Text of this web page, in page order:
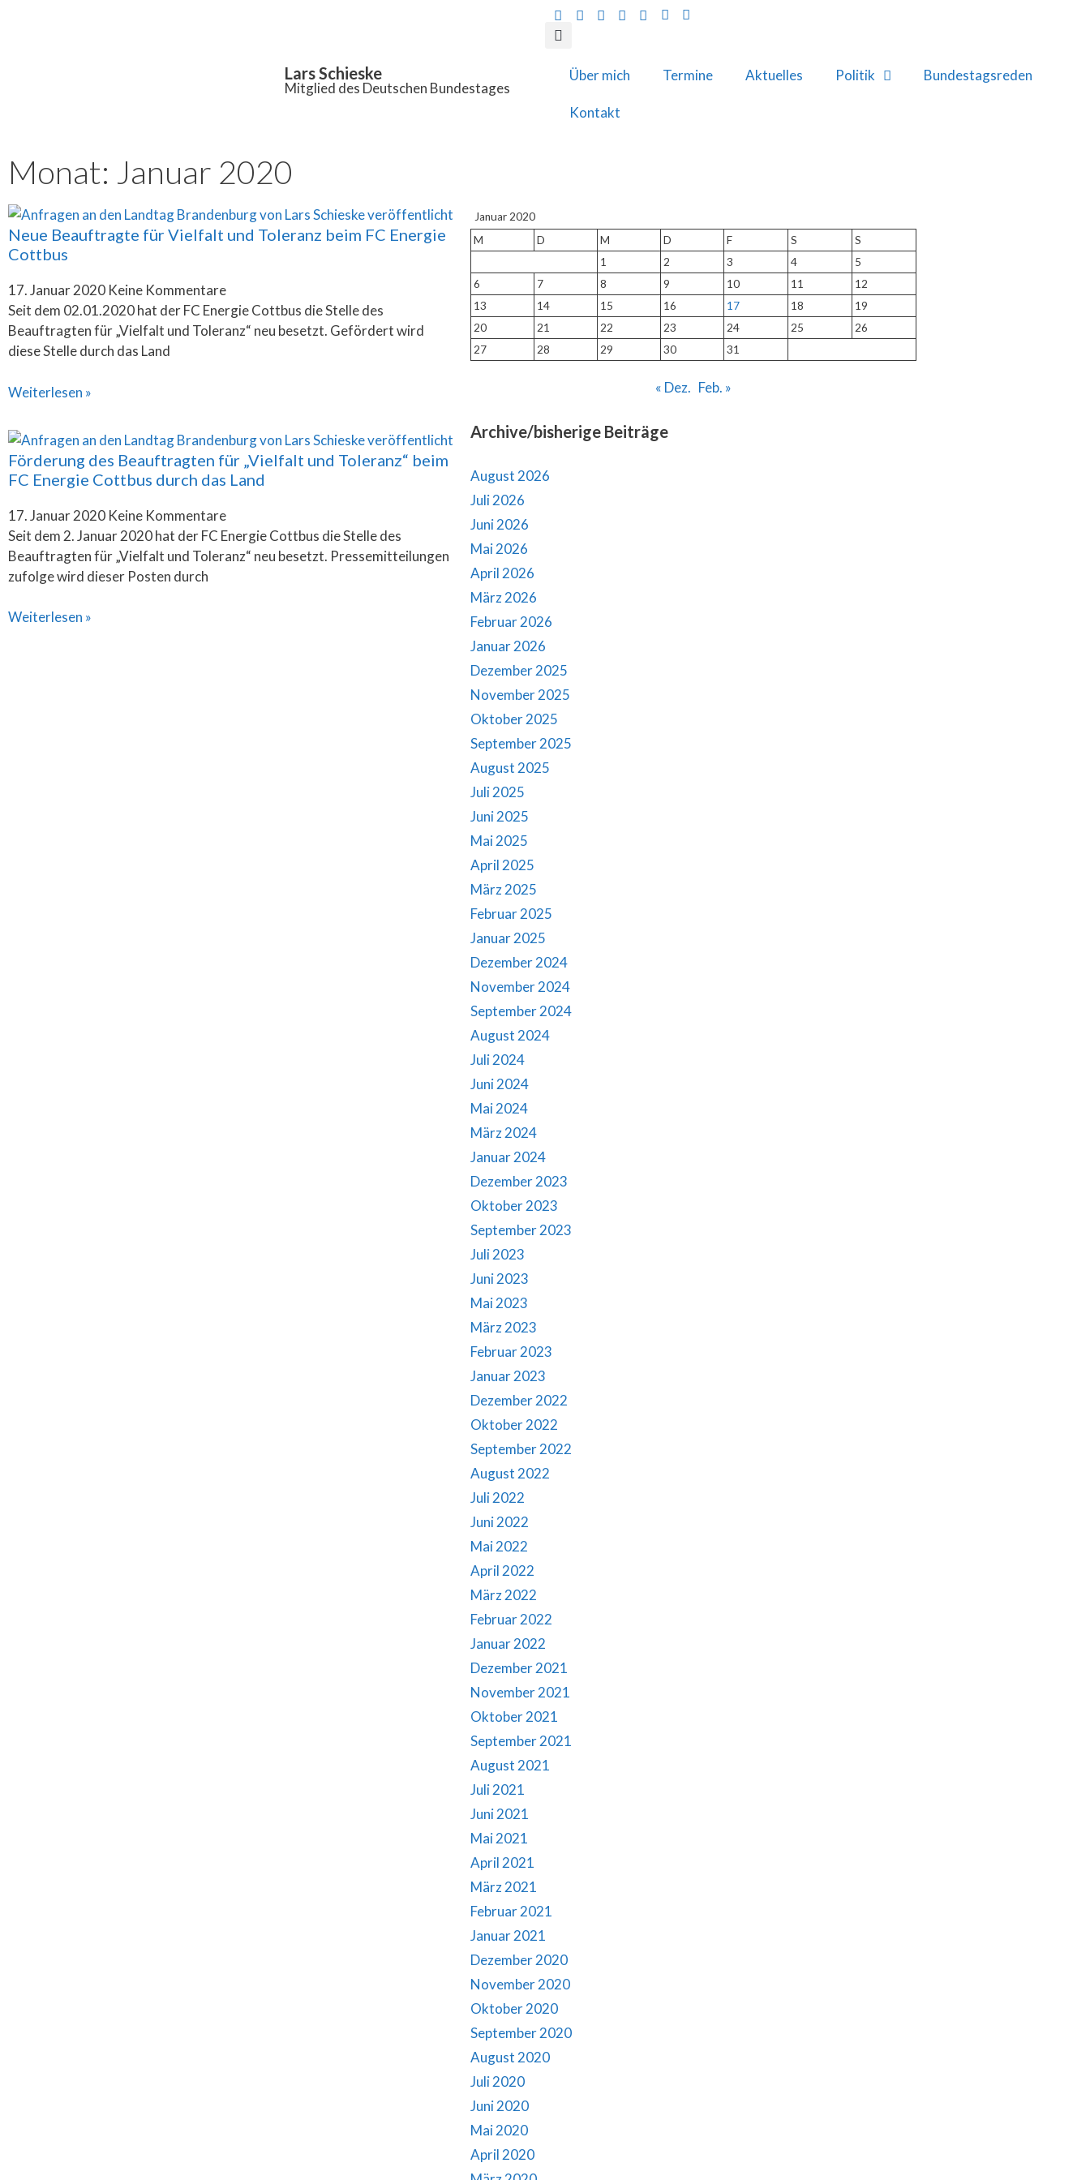
Lars Schieske
Mitglied des Deutschen Bundestages
Über mich Termine Aktuelles Politik Bundestagsreden
Kontakt
Monat: Januar 2020
Neue Beauftragte für Vielfalt und Toleranz beim FC Energie
Cottbus
17. Januar 2020 Keine Kommentare
Seit dem 02.01.2020 hat der FC Energie Cottbus die Stelle des
Beauftragten für „Vielfalt und Toleranz“ neu besetzt. Gefördert wird
diese Stelle durch das Land
Weiterlesen »
Förderung des Beauftragten für „Vielfalt und Toleranz“ beim
FC Energie Cottbus durch das Land
17. Januar 2020 Keine Kommentare
Seit dem 2. Januar 2020 hat der FC Energie Cottbus die Stelle des
Beauftragten für „Vielfalt und Toleranz“ neu besetzt. Pressemitteilungen
zufolge wird dieser Posten durch
Weiterlesen »
Januar 2020
M
D M D F S
S
1
2 3 4
5
6
7 8 9 10 11
12
13
14 15 16 17 18
19
20
21 22 23 24 25
26
27
28 29 30 31
« Dez. Feb. »
Archive/bisherige Beiträge
August 2026
Juli 2026
Juni 2026
Mai 2026
April 2026
März 2026
Februar 2026
Januar 2026
Dezember 2025
November 2025
Oktober 2025
September 2025
August 2025
Juli 2025
Juni 2025
Mai 2025
April 2025
März 2025
Februar 2025
Januar 2025
Dezember 2024
November 2024
September 2024
August 2024
Juli 2024
Juni 2024
Mai 2024
März 2024
Januar 2024
Dezember 2023
Oktober 2023
September 2023
Juli 2023
Juni 2023
Mai 2023
März 2023
Februar 2023
Januar 2023
Dezember 2022
Oktober 2022
September 2022
August 2022
Juli 2022
Juni 2022
Mai 2022
April 2022
März 2022
Februar 2022
Januar 2022
Dezember 2021
November 2021
Oktober 2021
September 2021
August 2021
Juli 2021
Juni 2021
Mai 2021
April 2021
März 2021
Februar 2021
Januar 2021
Dezember 2020
November 2020
Oktober 2020
September 2020
August 2020
Juli 2020
Juni 2020
Mai 2020
April 2020